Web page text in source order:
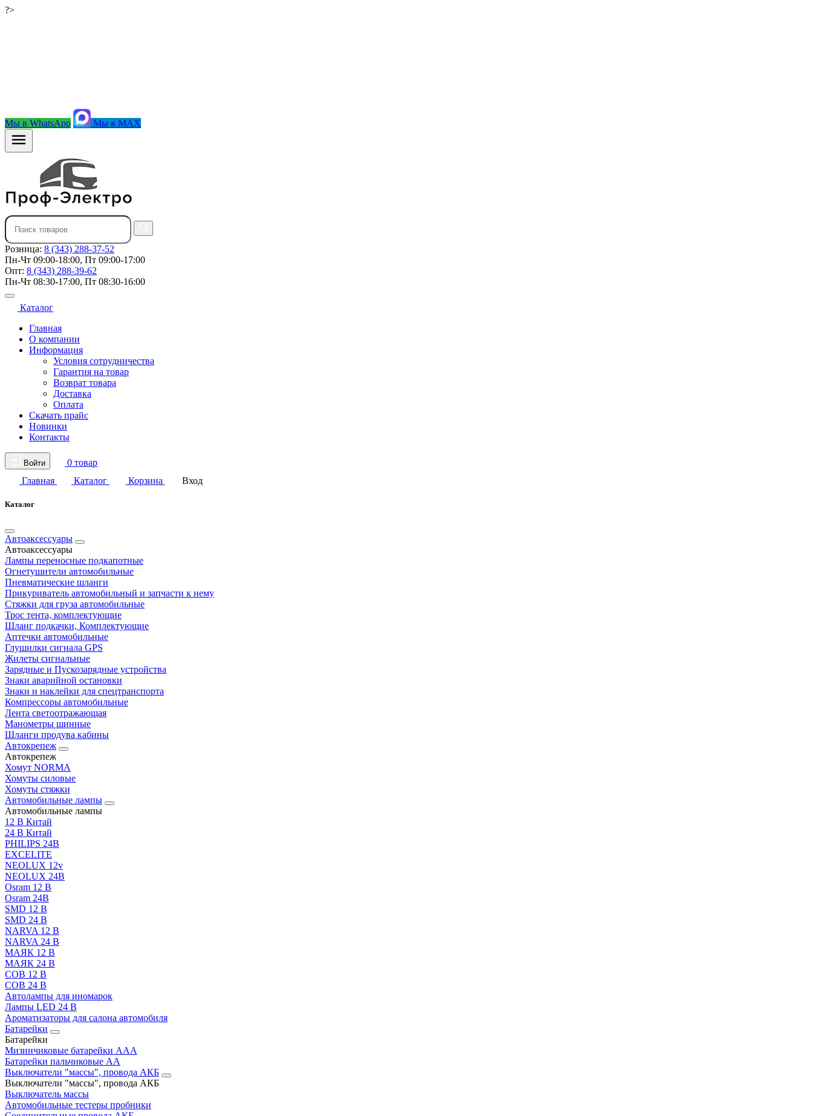
?>
Мы в WhatsApp Мы в MAX
Розница: 8 (343) 288-37-52
Пн-Чт 09:00-18:00, Пт 09:00-17:00
Опт: 8 (343) 288-39-62
Пн-Чт 08:30-17:00, Пт 08:30-16:00
Каталог
Главная
О компании
Информация
Условия сотрудничества
Гарантия на товар
Возврат товара
Доставка
Оплата
Скачать прайс
Новинки
Контакты
Войти
0 товар
Главная
Каталог Корзина Вход
Каталог
Автоаксессуары
Автоаксессуары
Лампы переносные подкапотные
Огнетушители автомобильные
Пневматические шланги
Прикуриватель автомобильный и запчасти к нему
Стяжки для груза автомобильные
Трос тента, комплектующие
Шланг подкачки, Комплектующие
Аптечки автомобильные
Глушилки сигнала GPS
Жилеты сигнальные
Зарядные и Пускозарядные устройства
Знаки аварийной остановки
Знаки и наклейки для спецтранспорта
Компрессоры автомобильные
Лента светоотражающая
Манометры шинные
Шланги продува кабины
Автокрепеж
Автокрепеж
Хомут NORMA
Хомуты силовые
Хомуты стяжки
Автомобильные лампы
Автомобильные лампы
12 В Китай
24 В Китай
PHILIPS 24В
EXCELITE
NEOLUX 12v
NEOLUX 24В
Osram 12 В
Osram 24В
SMD 12 В
SMD 24 В
NARVA 12 В
NARVA 24 В
МАЯК 12 В
МАЯК 24 В
COB 12 В
COB 24 В
Автолампы для иномарок
Лампы LED 24 B
Ароматизаторы для салона автомобиля
Батарейки
Батарейки
Мизинчиковые батарейки AAA
Батарейки пальчиковые АА
Выключатели "массы", провода АКБ
Выключатели "массы", провода АКБ
Выключатель массы
Автомобильные тестеры пробники